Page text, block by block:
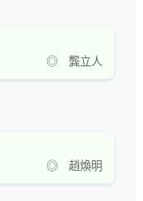
◎ 龔立人
◎ 趙煥明